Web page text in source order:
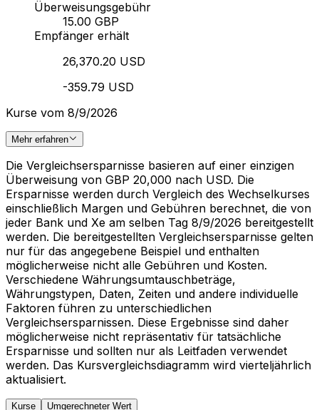
Überweisungsgebühr
15.00 GBP
Empfänger erhält
26,370.20 USD
-359.79 USD
Kurse vom 8/9/2026
Mehr erfahren
Die Vergleichsersparnisse basieren auf einer einzigen
Überweisung von GBP 20,000 nach USD. Die
Ersparnisse werden durch Vergleich des Wechselkurses
einschließlich Margen und Gebühren berechnet, die von
jeder Bank und Xe am selben Tag 8/9/2026 bereitgestellt
werden. Die bereitgestellten Vergleichsersparnisse gelten
nur für das angegebene Beispiel und enthalten
möglicherweise nicht alle Gebühren und Kosten.
Verschiedene Währungsumtauschbeträge,
Währungstypen, Daten, Zeiten und andere individuelle
Faktoren führen zu unterschiedlichen
Vergleichsersparnissen. Diese Ergebnisse sind daher
möglicherweise nicht repräsentativ für tatsächliche
Ersparnisse und sollten nur als Leitfaden verwendet
werden. Das Kursvergleichsdiagramm wird vierteljährlich
aktualisiert.
Kurse Umgerechneter Wert